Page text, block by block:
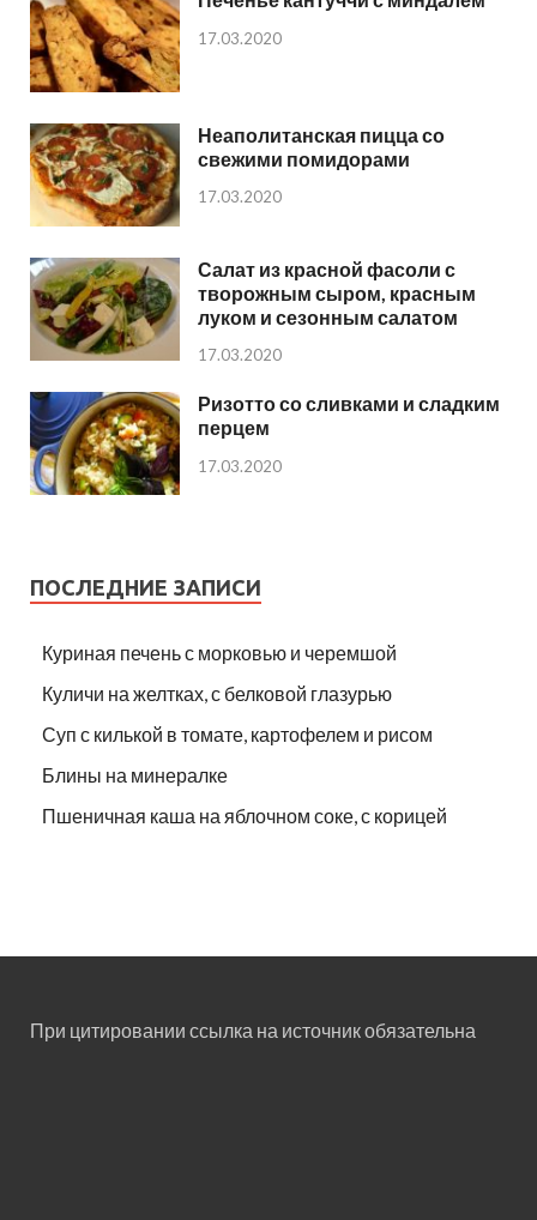
17.03.2020
Неаполитанская пицца со
свежими помидорами
17.03.2020
Салат из красной фасоли с
творожным сыром, красным
луком и сезонным салатом
17.03.2020
Ризотто со сливками и сладким
перцем
17.03.2020
ПОСЛЕДНИЕ ЗАПИСИ
Куриная печень с морковью и черемшой
Куличи на желтках, с белковой глазурью
Суп с килькой в томате, картофелем и рисом
Блины на минералке
Пшеничная каша на яблочном соке, с корицей
При цитировании ссылка на источник обязательна